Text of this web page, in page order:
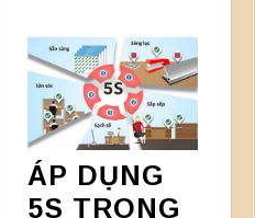
ÁP DỤNG
5S TRONG